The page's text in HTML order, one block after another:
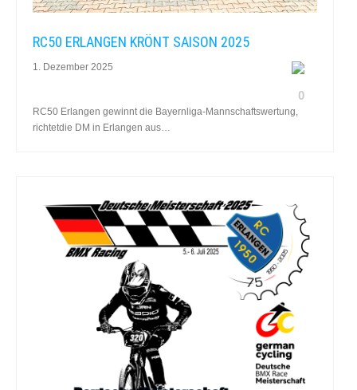
RC50 ERLANGEN KRÖNT SAISON 2025
1. Dezember 2025
0
RC50 Erlangen gewinnt die Bayernliga‑Mannschaftswertung,
richtetdie DM in Erlangen aus…